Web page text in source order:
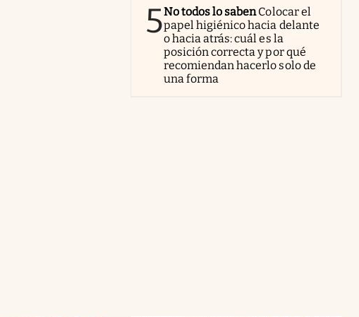
5No todos lo sabenColocar el
papel higiénico hacia delante
o hacia atrás: cuál es la
posición correcta y por qué
recomiendan hacerlo solo de
una forma